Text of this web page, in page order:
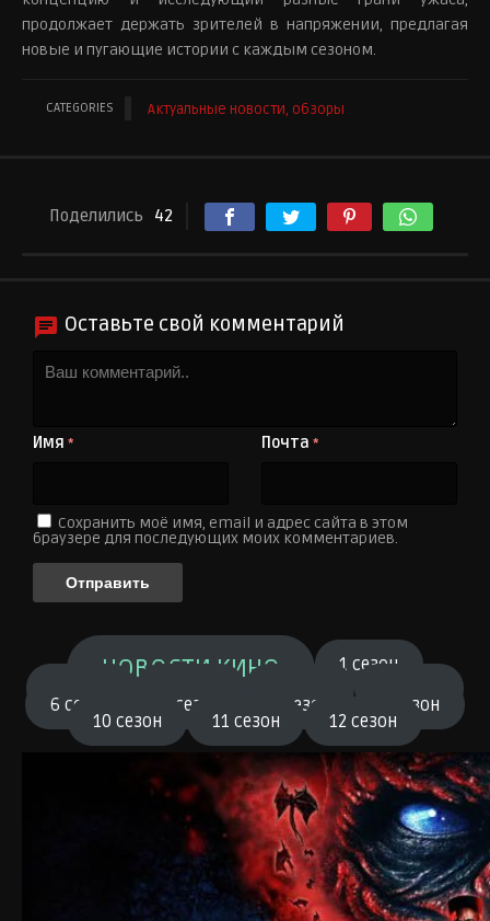
продолжает держать зрителей в напряжении, предлагая
новые и пугающие истории с каждым сезоном.
CATEGORIES Актуальные новости, обзоры
Поделились 42
Оставьте свой комментарий
Имя * Почта *
Сохранить моё имя, email и адрес сайта в этом
браузере для последующих моих комментариев.
НОВОСТИ КИНО
1 сезон
6 сезон 7 сезон 8 сезон 9 сезон
10 сезон 11 сезон 12 сезон